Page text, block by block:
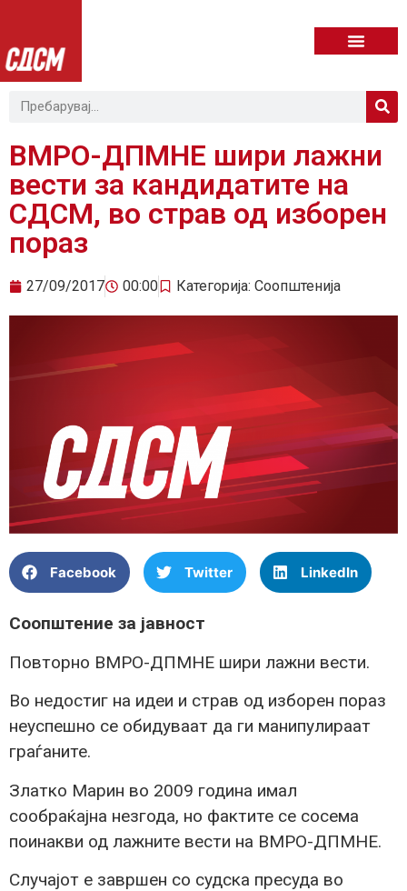
ВМРО-ДПМНЕ шири лажни
вести за кандидатите на
СДСМ, во страв од изборен
пораз
27/09/2017 00:00 Категорија: Соопштенија
Facebook Twitter LinkedIn
Соопштение за јавност
Повторно ВМРО-ДПМНЕ шири лажни вести.
Во недостиг на идеи и страв од изборен пораз
неуспешно се обидуваат да ги манипулираат
граѓаните.
Златко Марин во 2009 година имал
сообраќајна незгода, но фактите се сосема
поинакви од лажните вести на ВМРО-ДПМНЕ.
Случајот е завршен со судска пресуда во